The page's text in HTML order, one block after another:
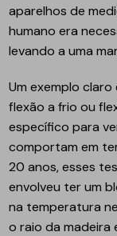
aparelhos de
humano era
levando a uma
Um exemplo
flexão a frio ou
específico para
comportam em
20 anos, esses
envolveu ter um
na temperatura
o raio da madeira